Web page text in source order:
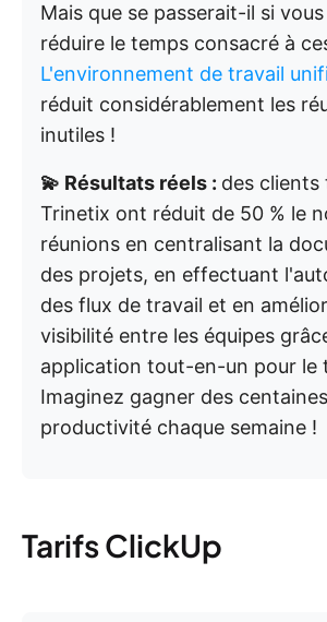
Mais que se passerait-il si
réduire le temps consacré à
L'environnement de travail
réduit considérablement les
inutiles !
💫 Résultats réels : des clients
Trinetix ont réduit de 50 % le
réunions en centralisant la
des projets, en effectuant
des flux de travail et en
visibilité entre les équipes
application tout-en-un pour le
Imaginez gagner des
productivité chaque semaine !
Tarifs ClickUp